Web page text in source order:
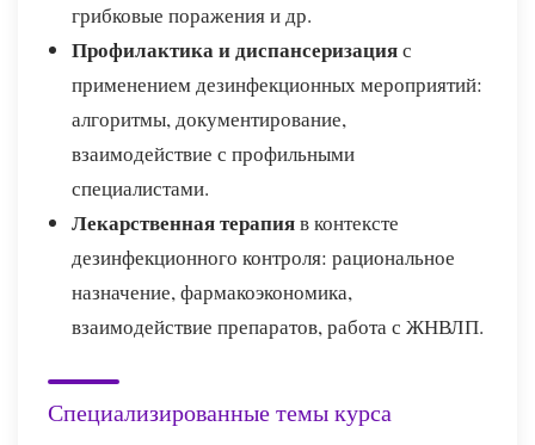
грибковые поражения и др.
Профилактика и диспансеризацияс
применением дезинфекционных мероприятий:
алгоритмы, документирование,
взаимодействие с профильными
специалистами.
Лекарственная терапияв контексте
дезинфекционного контроля: рациональное
назначение, фармакоэкономика,
взаимодействие препаратов, работа с ЖНВЛП.
Специализированные темы курса